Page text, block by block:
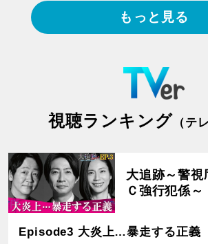
もっと見る
視聴ランキング （テ
大追跡～警視
Ｃ強行犯係
Episode3 大炎上…暴走する正義